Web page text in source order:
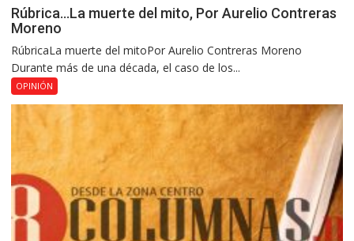
Rúbrica…La muerte del mito, Por Aurelio Contreras
Moreno
RúbricaLa muerte del mitoPor Aurelio Contreras Moreno
Durante más de una década, el caso de los...
OPINIÓN